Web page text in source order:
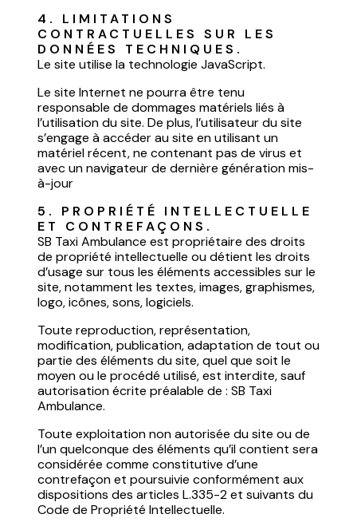
4. LIMITATIONS
CONTRACTUELLES SUR LES
DONNÉES TECHNIQUES.
Le site utilise la technologie JavaScript.
Le site Internet ne pourra être tenu
responsable de dommages matériels liés à
l’utilisation du site. De plus, l’utilisateur du site
s’engage à accéder au site en utilisant un
matériel récent, ne contenant pas de virus et
avec un navigateur de dernière génération mis-
à-jour
5. PROPRIÉTÉ INTELLECTUELLE
ET CONTREFAÇONS.
SB Taxi Ambulance est propriétaire des droits
de propriété intellectuelle ou détient les droits
d’usage sur tous les éléments accessibles sur le
site, notamment les textes, images, graphismes,
logo, icônes, sons, logiciels.
Toute reproduction, représentation,
modification, publication, adaptation de tout ou
partie des éléments du site, quel que soit le
moyen ou le procédé utilisé, est interdite, sauf
autorisation écrite préalable de : SB Taxi
Ambulance.
Toute exploitation non autorisée du site ou de
l’un quelconque des éléments qu’il contient sera
considérée comme constitutive d’une
contrefaçon et poursuivie conformément aux
dispositions des articles L.335-2 et suivants du
Code de Propriété Intellectuelle.